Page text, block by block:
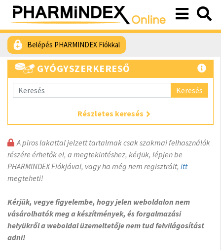
Belépés PHARMINDEX Fiókkal
GYÓGYSZERKERESŐ
Keresés
Részletes keresés
A piros lakattal jelzett tartalmak csak szakmai felhasználók
részére érhetők el, a megtekintéshez, kérjük, lépjen be
PHARMINDEX Fiókjával, vagy ha még nem regisztrált, itt
megteheti!
Kérjük, vegye figyelembe, hogy jelen weboldalon nem
vásárolhatók meg a készítmények, és forgalmazási
helyükről a weboldal üzemeltetője nem tud felvilágosítást
adni!